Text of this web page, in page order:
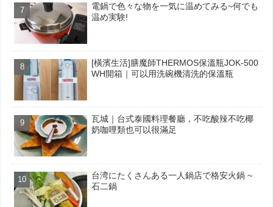
電鍋で色々な物を一気に温めてみる~何でも
温め実験!
[橫濱生活]膳魔師THERMOS保溫瓶JOK-500
WH開箱｜可以用洗碗機清洗的保溫瓶
瓦城｜台式泰國料理餐廳，不吃酸辣不吃椰
奶咖哩類也可以很滿足
台湾にたくさんある一人鍋店で格安火鍋 ~
石二鍋